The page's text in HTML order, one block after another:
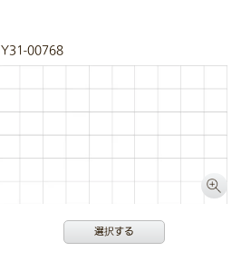
Y31-00768
選択する